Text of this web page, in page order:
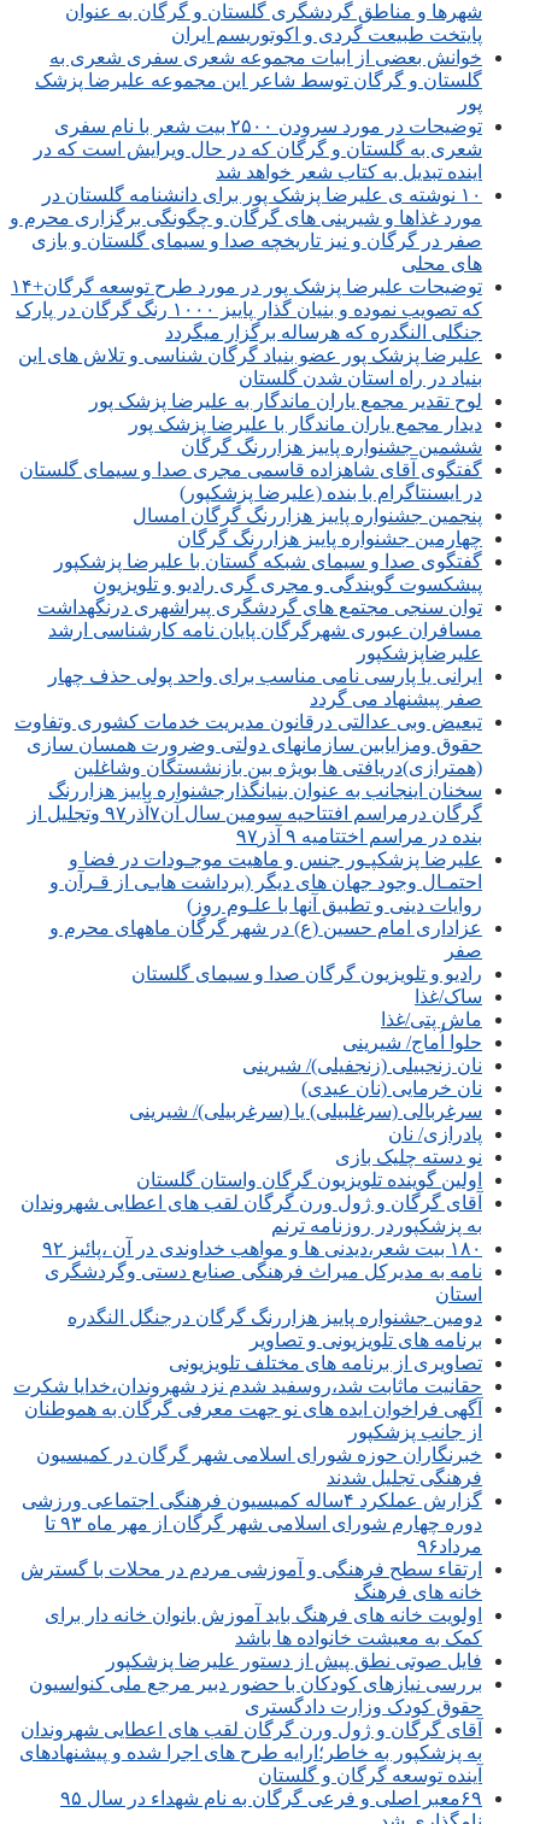
شهرها و مناطق گردشگری گلستان و گرگان به عنوان
پایتخت طبیعت گردی و اکوتوریسم ایران
خوانش بعضی از ابیات مجموعه شعری سفری شعری به
گلستان و گرگان توسط شاعر این مجموعه علیرضا پزشک
پور
توضیحات در مورد سرودن ۲۵۰۰ بیت شعر با نام سفری
شعری به گلستان و گرگان که در حال ویرایش است که در
اینده تبدیل به کتاب شعر خواهد شد
۱۰ نوشته ی علیرضا پزشک پور برای دانشنامه گلستان در
مورد غذاها و شیرینی های گرگان و چگونگی برگزاری محرم و
صفر در گرگان و نیز تاریخچه صدا و سیمای گلستان و بازی
های محلی
توضیحات علیرضا پزشک پور در مورد طرح توسعه گرگان+۱۴
که تصویب نموده و بنیان گذار پاییز ۱۰۰۰ رنگ گرگان در پارک
جنگلی النگدره که هرساله برگزار میگردد
علیرضا پزشک پور عضو بنیاد گرگان شناسی و تلاش های این
بنیاد در راه استان شدن گلستان
لوح تقدیر مجمع یاران ماندگار به علیرضا پزشک پور
دیدار مجمع یاران ماندگار با علیرضا پزشک پور
ششمین جشنواره پاییز هزاررنگ گرگان
گفتگوی آقای شاهزاده قاسمی مجری صدا و سیمای گلستان
در ایسنتاگرام با بنده (علیرضا پزشکپور)
پنجمین جشنواره پاییز هزاررنگ گرگان امسال
چهارمین جشنواره پاییز هزاررنگ گرگان
گفتگوی صدا و سیمای شبکه گستان با علیرضا پزشکپور
پیشکسوت گویندگی و مجری گری رادیو و تلویزیون
توان سنجی مجتمع های گردشگری پیراشهری درنگهداشت
مسافران عبوری شهرگرگان پایان نامه کارشناسی ارشد
علیرضاپزشکپور
ایرانی یا پارسی نامی مناسب برای واحد پولی حذف چهار
صفر پیشنهاد می گردد
تبعیض وبی عدالتی درقانون مدیریت خدمات کشوری وتفاوت
حقوق ومزایابین سازمانهای دولتی وضرورت همسان سازی
(همترازی)دریافتی ها بویژه بین بازنشستگان وشاغلین
سخنان اینجانب به عنوان بنیانگذارجشنواره پاییز هزاررنگ
گرگان درمراسم افتتاحیه سومین سال آن۷آذر۹۷ وتجلیل از
بنده در مراسم اختتامیه ۹ آذر۹۷
علیرضا پزشکپـور جنس و ماهیت موجـودات در فضا و
احتمـال وجود جهان های دیگر (برداشت هایـی از قـرآن و
روایات دینی و تطبیق آنها با علـوم روز)
عزاداری امام حسین (ع) در شهر گرگان ماههای محرم و
صفر
رادیو و تلویزیون گرگان صدا و سیمای گلستان
ساک/غذا
ماش پتی/غذا
حلوا اُماج/ شیرینی
نان زنجبیلی (زنجفیلی)/ شیرینی
نان خرمایی (نان عیدی)
سرغربالی (سرغلبیلی) یا (سرغربیلی)/ شیرینی
پادرازی/ نان
نو دسته چلیک بازی
اولین گوینده تلویزیون گرگان واستان گلستان
آقای گرگان و ژول ورن گرگان لقب های اعطایی شهروندان
به پزشکپوردر روزنامه ترنم
۱۸۰ بیت شعر،دیدنی ها و مواهب خداوندی در آن ،پائیز ۹۲
نامه به مدیرکل میراث فرهنگی صنایع دستی وگردشگری
استان
دومین جشنواره پاییز هزاررنگ گرگان درجنگل النگدره
برنامه های تلویزیونی و تصاویر
تصاویری از برنامه های مختلف تلویزیونی
حقانیت ماثابت شد،روسفید شدم نزد شهروندان،خدایا شکرت
آگهی فراخوان ایده های نو جهت معرفی گرگان به هموطنان
از جانب پزشکپور
خبرنگاران حوزه شورای اسلامی شهر گرگان در کمیسیون
فرهنگی تجلیل شدند
گزارش عملکرد ۴ساله کمیسیون فرهنگی اجتماعی ورزشی
دوره چهارم شورای اسلامی شهر گرگان از مهر ماه ۹۳ تا
مرداد۹۶
ارتقاء سطح فرهنگی و آموزشی مردم در محلات با گسترش
خانه های فرهنگ
اولویت خانه های فرهنگ باید آموزش بانوان خانه دار برای
کمک به معیشت خانواده ها باشد
فایل صوتی نطق پیش از دستور علیرضا پزشکپور
بررسی نیازهای کودکان با حضور دبیر مرجع ملی کنواسیون
حقوق کودک وزارت دادگستری
آقای گرگان و ژول ورن گرگان لقب های اعطایی شهروندان
به پزشکپور به خاطر؛ارایه طرح های اجرا شده و پیشنهادهای
آینده توسعه گرگان و گلستان
۶۹معبر اصلی و فرعی گرگان به نام شهداء در سال ۹۵